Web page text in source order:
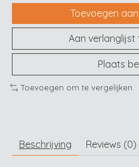
Toevoegen
Aan verlanglijst
Plaats
Toevoegen om te vergelijken
Beschrijving Reviews (0)